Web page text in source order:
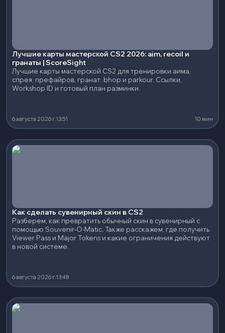
Лучшие карты мастерской CS2 2026: aim, recoil и
гранаты | ScoreSight
Лучшие карты мастерской CS2 для тренировки аима,
спрея, префайров, гранат, bhop и parkour. Ссылки,
Workshop ID и готовый план разминки.
6 августа 2026 г.13:51 10 мин
Как сделать сувенирный скин в CS2
Разберем, как превратить обычный скин в сувенирный с
помощью Souvenir-O-Matic. Также расскажем, где получить
Viewer Pass и Major Tokens и какие ограничения действуют
в новой системе.
6 августа 2026 г.13:48